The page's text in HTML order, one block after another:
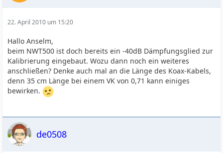
22. April 2010 um 15:20
Hallo Anselm,
beim NWT500 ist doch bereits ein -40dB Dämpfungsglied zur
Kalibrierung eingebaut. Wozu dann noch ein weiteres
anschließen? Denke auch mal an die Länge des Koax-Kabels,
denn 35 cm Länge bei einem VK von 0,71 kann einiges
bewirken.
de0508